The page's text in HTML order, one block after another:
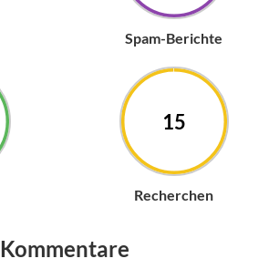
Spam-Berichte
15
Recherchen
Kommentare